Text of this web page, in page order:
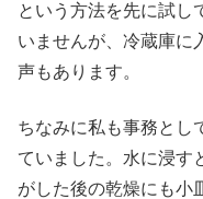
という方法を先に試し
いませんが、冷蔵庫に
声もあります。
ちなみに私も事務とし
ていました。水に浸す
がした後の乾燥にも小